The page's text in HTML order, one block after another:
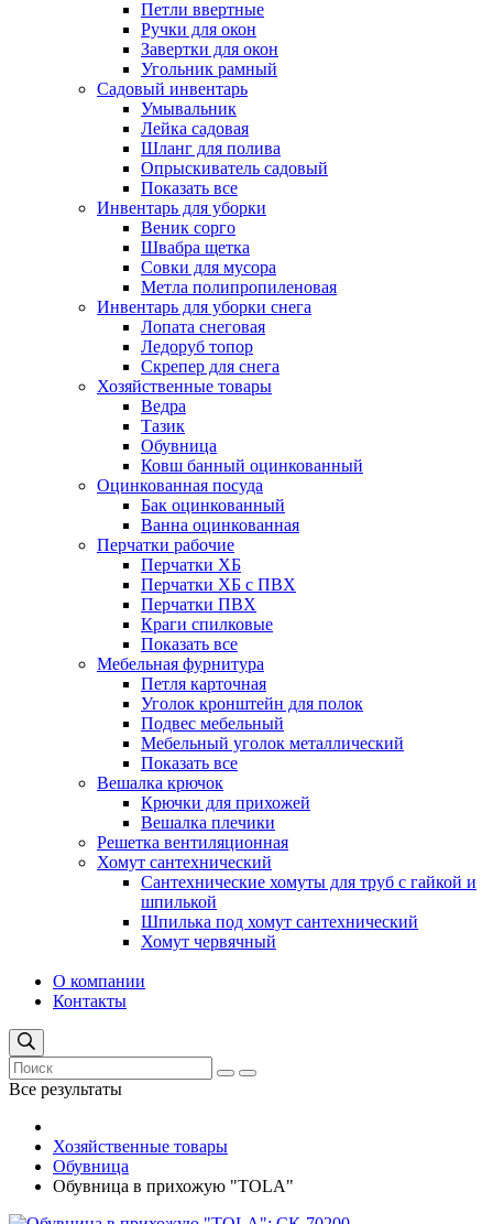
Петли ввертные
Ручки для окон
Завертки для окон
Угольник рамный
Садовый инвентарь
Умывальник
Лейка садовая
Шланг для полива
Опрыскиватель садовый
Показать все
Инвентарь для уборки
Веник сорго
Швабра щетка
Совки для мусора
Метла полипропиленовая
Инвентарь для уборки снега
Лопата снеговая
Ледоруб топор
Скрепер для снега
Хозяйственные товары
Ведра
Тазик
Обувница
Ковш банный оцинкованный
Оцинкованная посуда
Бак оцинкованный
Ванна оцинкованная
Перчатки рабочие
Перчатки ХБ
Перчатки ХБ с ПВХ
Перчатки ПВХ
Краги спилковые
Показать все
Мебельная фурнитура
Петля карточная
Уголок кронштейн для полок
Подвес мебельный
Мебельный уголок металлический
Показать все
Вешалка крючок
Крючки для прихожей
Вешалка плечики
Решетка вентиляционная
Хомут сантехнический
Сантехнические хомуты для труб с гайкой и
шпилькой
Шпилька под хомут сантехнический
Хомут червячный
О компании
Контакты
Все результаты
Хозяйственные товары
Обувница
Обувница в прихожую "TOLA"